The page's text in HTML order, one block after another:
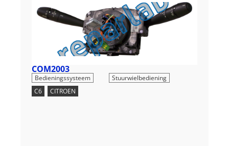
COM2003
Bedieningssysteem
Stuurwielbediening
C6
CITROEN